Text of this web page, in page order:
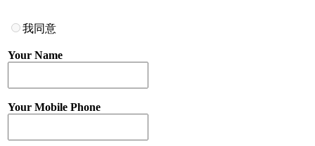
我同意
Your Name
Your Mobile Phone